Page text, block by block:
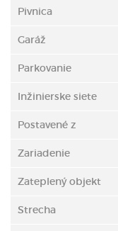
Pivnica
Garáž
Parkovanie
Inžinierske siete
Postavené z
Zariadenie
Zateplený objekt
Strecha